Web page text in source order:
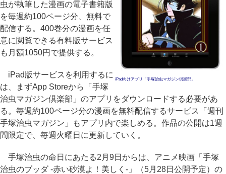
iPad向けアプリ「手塚治虫マガジン倶楽部」
虫が執筆した漫画の電子書籍版
を毎週約100ページ分、無料で
配信する。400巻分の漫画を任
意に閲覧できる有料版サービス
も月額1050円で提供する。
iPad版サービスを利用するに
は、まずApp Storeから「手塚
治虫マガジン倶楽部」のアプリをダウンロードする必要があ
る。毎週約100ページ分の漫画を無料配信するサービス「週刊
手塚治虫マガジン」もアプリ内で楽しめる。作品の公開は1週
間限定で、毎週火曜日に更新していく。
手塚治虫の命日にあたる2月9日からは、アニメ映画「手塚
治虫のブッダ -赤い砂漠よ！美しく-」（5月28日公開予定）の